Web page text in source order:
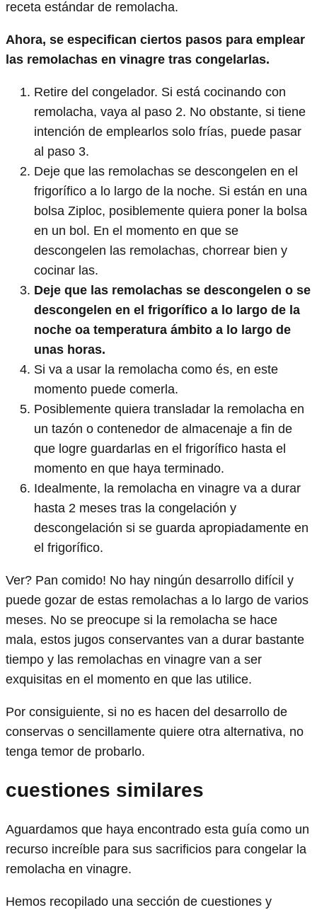
receta estándar de remolacha.
Ahora, se especifican ciertos pasos para emplear
las remolachas en vinagre tras congelarlas.
Retire del congelador. Si está cocinando con
remolacha, vaya al paso 2. No obstante, si tiene
intención de emplearlos solo frías, puede pasar
al paso 3.
Deje que las remolachas se descongelen en el
frigorífico a lo largo de la noche. Si están en una
bolsa Ziploc, posiblemente quiera poner la bolsa
en un bol. En el momento en que se
descongelen las remolachas, chorrear bien y
cocinar las.
Deje que las remolachas se descongelen o se
descongelen en el frigorífico a lo largo de la
noche oa temperatura ámbito a lo largo de
unas horas.
Si va a usar la remolacha como és, en este
momento puede comerla.
Posiblemente quiera transladar la remolacha en
un tazón o contenedor de almacenaje a fin de
que logre guardarlas en el frigorífico hasta el
momento en que haya terminado.
Idealmente, la remolacha en vinagre va a durar
hasta 2 meses tras la congelación y
descongelación si se guarda apropiadamente en
el frigorífico.
Ver? Pan comido! No hay ningún desarrollo difícil y
puede gozar de estas remolachas a lo largo de varios
meses. No se preocupe si la remolacha se hace
mala, estos jugos conservantes van a durar bastante
tiempo y las remolachas en vinagre van a ser
exquisitas en el momento en que las utilice.
Por consiguiente, si no es hacen del desarrollo de
conservas o sencillamente quiere otra alternativa, no
tenga temor de probarlo.
cuestiones similares
Aguardamos que haya encontrado esta guía como un
recurso increíble para sus sacrificios para congelar la
remolacha en vinagre.
Hemos recopilado una sección de cuestiones y